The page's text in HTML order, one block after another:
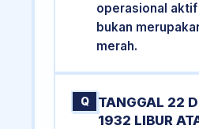
operasional
bukan
merah.
Q
TANGGAL 22
1932 LIBUR